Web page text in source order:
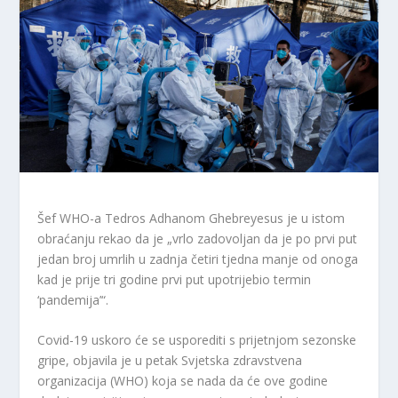
Šef WHO-a Tedros Adhanom Ghebreyesus je u istom
obraćanju rekao da je „vrlo zadovoljan da je po prvi put
jedan broj umrlih u zadnja četiri tjedna manje od onoga
kad je prije tri godine prvi put upotrijebio termin
‘pandemija’“.
Covid-19 uskoro će se usporediti s prijetnjom sezonske
gripe, objavila je u petak Svjetska zdravstvena
organizacija (WHO) koja se nada da će ove godine